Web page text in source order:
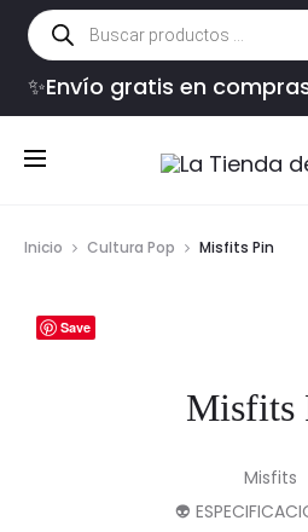
Búsqueda
de
productos
✨Envío gratis en
Inicio Cultura Pop Misfits Pin
Save
Misfits
Misfits
👽